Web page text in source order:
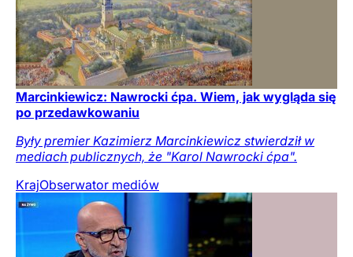
Marcinkiewicz: Nawrocki ćpa. Wiem, jak wygląda się
po przedawkowaniu
Były premier Kazimierz Marcinkiewicz stwierdził w
mediach publicznych, że "Karol Nawrocki ćpa".
KrajObserwator mediów